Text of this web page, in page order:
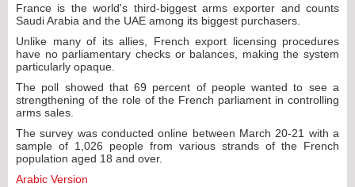
France is the world's third-biggest arms exporter and counts
Saudi Arabia and the UAE among its biggest purchasers.
Unlike many of its allies, French export licensing procedures
have no parliamentary checks or balances, making the system
particularly opaque.
The poll showed that 69 percent of people wanted to see a
strengthening of the role of the French parliament in controlling
arms sales.
The survey was conducted online between March 20-21 with a
sample of 1,026 people from various strands of the French
population aged 18 and over.
Arabic Version